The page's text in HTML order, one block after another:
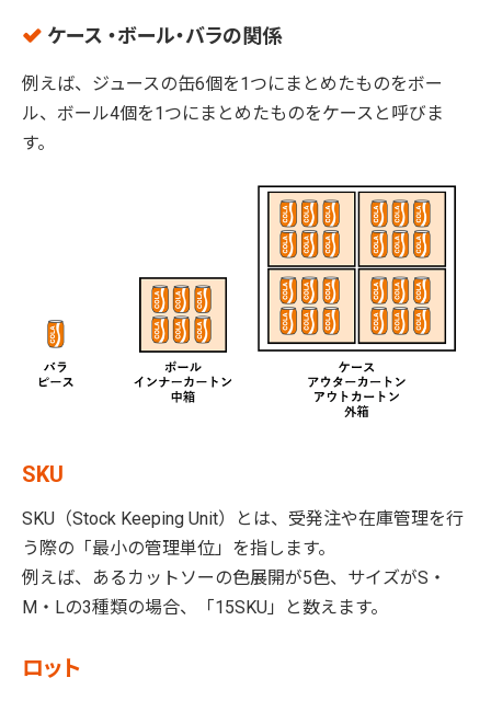
ケース ・ボール・バラの関係
例えば、ジュースの缶6個を1つにまとめたものをボー
ル、ボール4個を1つにまとめたものをケースと呼びま
す。
SKU
SKU（Stock Keeping Unit）とは、受発注や在庫管理を行
う際の「最小の管理単位」を指します。
例えば、あるカットソーの色展開が5色、サイズがS・
M・Lの3種類の場合、「15SKU」と数えます。
ロット